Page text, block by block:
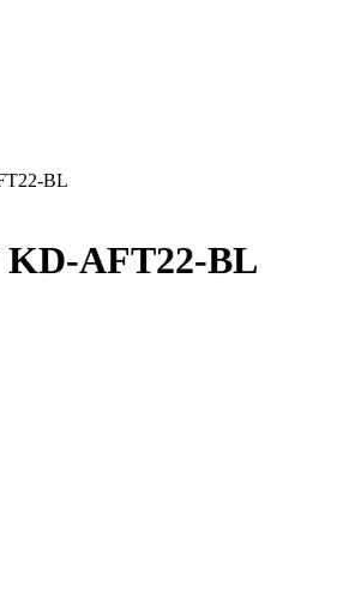
BL
AFT22-BL